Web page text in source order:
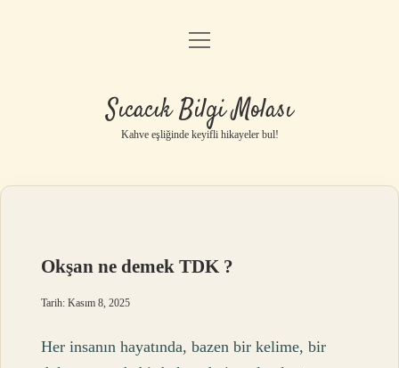
Anasayfa
Yasal Uyarı
menüyü
Sıcacık Bilgi Molası
Kahve eşliğinde keyifli hikayeler bul!
Okşan ne demek TDK ?
Tarih: Kasım 8, 2025
Her insanın hayatında, bazen bir kelime, bir